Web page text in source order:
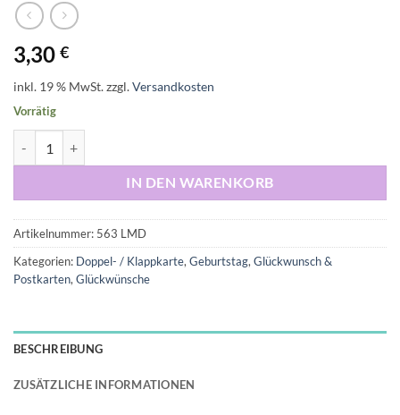
3,30 €
inkl. 19 % MwSt.zzgl.Versandkosten
Vorrätig
IN DEN WARENKORB
Artikelnummer: 563 LMD
Kategorien: Doppel- / Klappkarte, Geburtstag, Glückwunsch &
Postkarten, Glückwünsche
BESCHREIBUNG
ZUSÄTZLICHE INFORMATIONEN